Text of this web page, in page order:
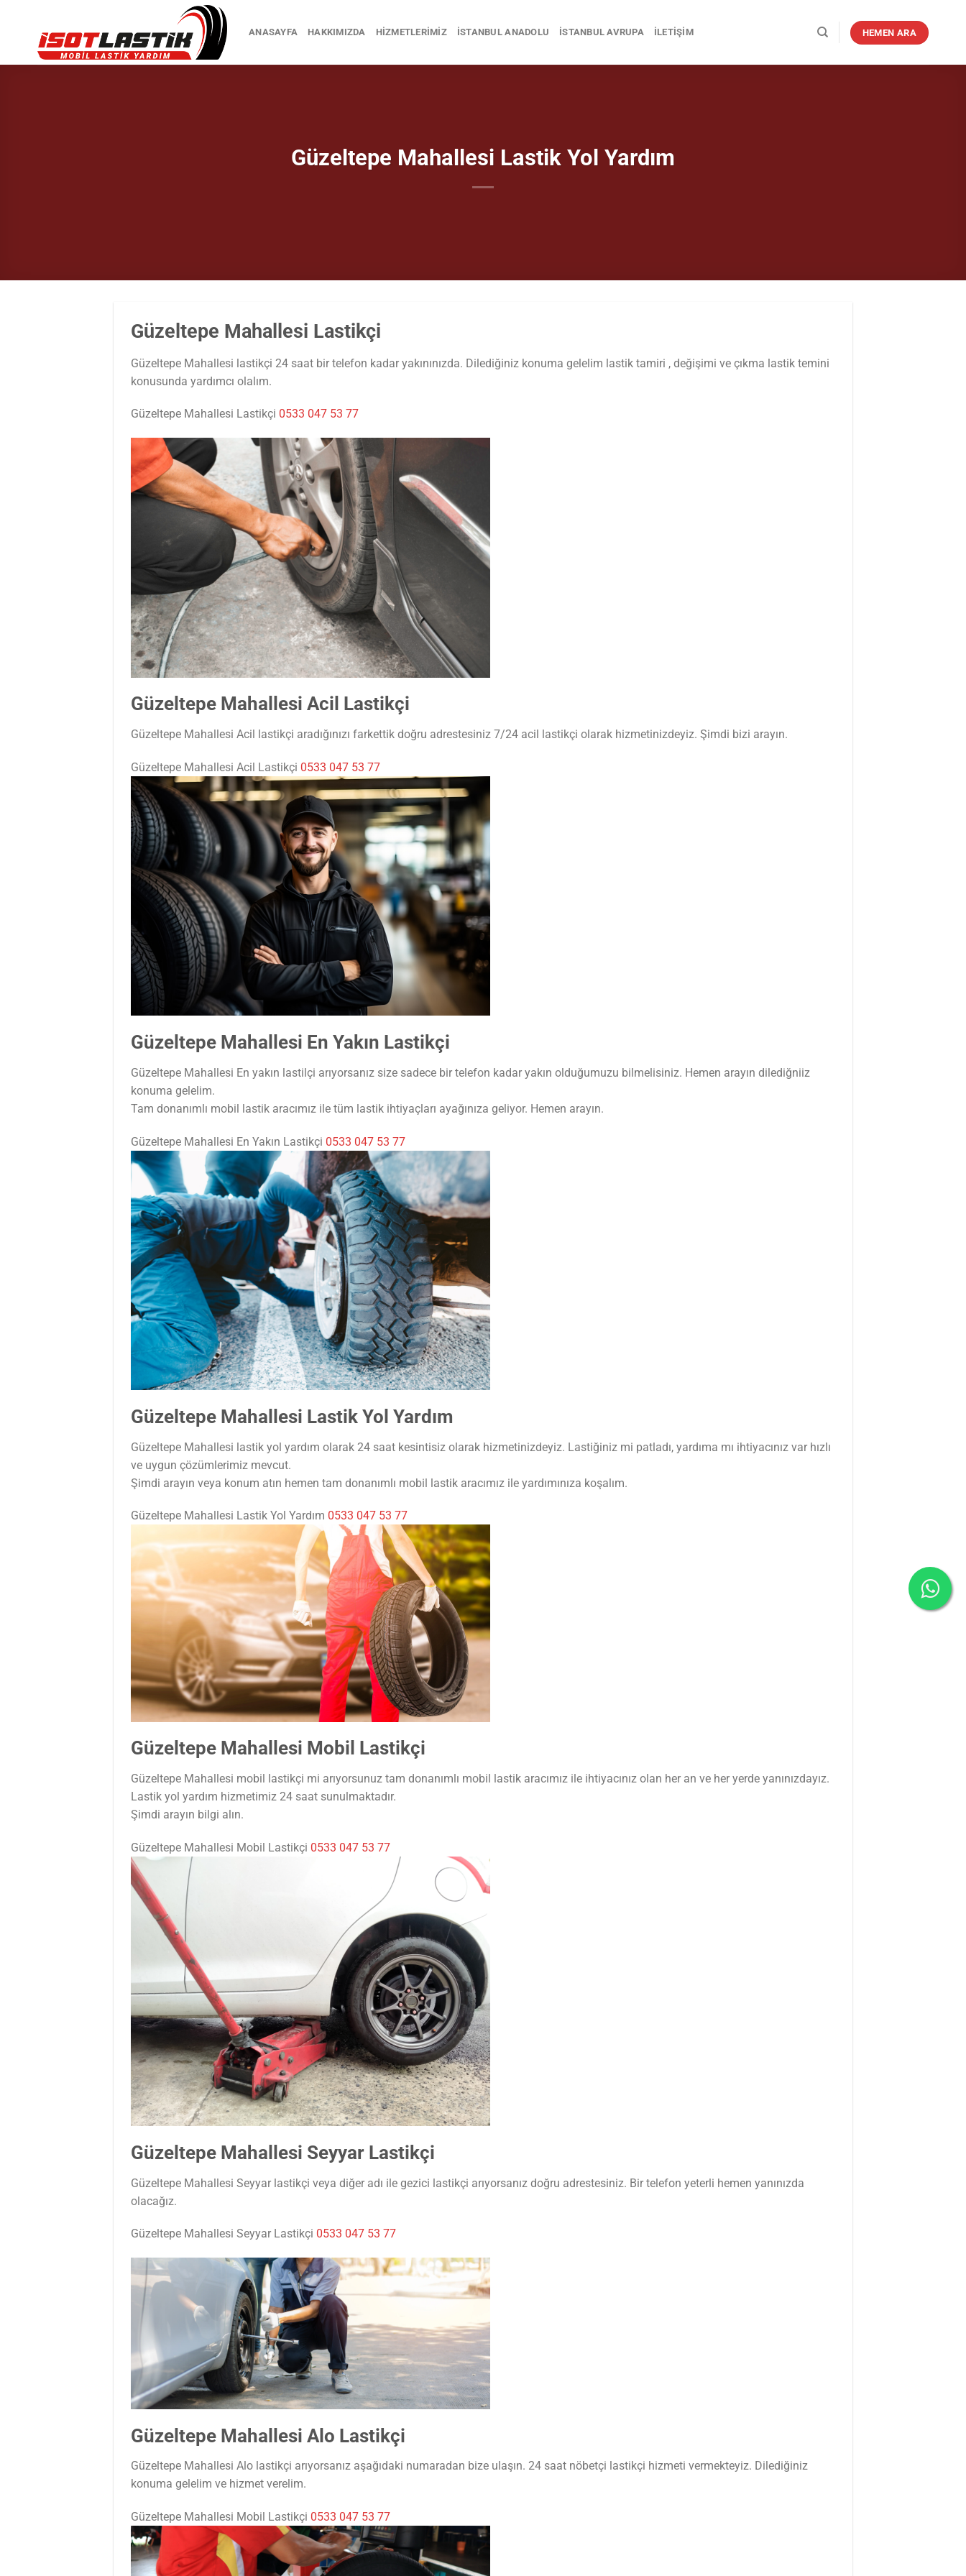
ANASAYFA HAKKIMIZDA HIZMETLERIMIZ İSTANBUL ANADOLU İSTANBUL AVRUPA İLETIŞIM HEMEN ARA
Güzeltepe Mahallesi Lastik Yol Yardım
Güzeltepe Mahallesi Lastikçi
Güzeltepe Mahallesi lastikçi 24 saat bir telefon kadar yakınınızda. Dilediğiniz konuma gelelim lastik tamiri , değişimi ve çıkma lastik temini
konusunda yardımcı olalım.
Güzeltepe Mahallesi Lastikçi 0533 047 53 77
Güzeltepe Mahallesi Acil Lastikçi
Güzeltepe Mahallesi Acil lastikçi aradığınızı farkettik doğru adrestesiniz 7/24 acil lastikçi olarak hizmetinizdeyiz. Şimdi bizi arayın.
Güzeltepe Mahallesi Acil Lastikçi 0533 047 53 77
Güzeltepe Mahallesi En Yakın Lastikçi
Güzeltepe Mahallesi En yakın lastilçi arıyorsanız size sadece bir telefon kadar yakın olduğumuzu bilmelisiniz. Hemen arayın dilediğniiz
konuma gelelim.
Tam donanımlı mobil lastik aracımız ile tüm lastik ihtiyaçları ayağınıza geliyor. Hemen arayın.
Güzeltepe Mahallesi En Yakın Lastikçi 0533 047 53 77
Güzeltepe Mahallesi Lastik Yol Yardım
Güzeltepe Mahallesi lastik yol yardım olarak 24 saat kesintisiz olarak hizmetinizdeyiz. Lastiğiniz mi patladı, yardıma mı ihtiyacınız var hızlı
ve uygun çözümlerimiz mevcut.
Şimdi arayın veya konum atın hemen tam donanımlı mobil lastik aracımız ile yardımınıza koşalım.
Güzeltepe Mahallesi Lastik Yol Yardım 0533 047 53 77
Güzeltepe Mahallesi Mobil Lastikçi
Güzeltepe Mahallesi mobil lastikçi mi arıyorsunuz tam donanımlı mobil lastik aracımız ile ihtiyacınız olan her an ve her yerde yanınızdayız.
Lastik yol yardım hizmetimiz 24 saat sunulmaktadır.
Şimdi arayın bilgi alın.
Güzeltepe Mahallesi Mobil Lastikçi 0533 047 53 77
Güzeltepe Mahallesi Seyyar Lastikçi
Güzeltepe Mahallesi Seyyar lastikçi veya diğer adı ile gezici lastikçi arıyorsanız doğru adrestesiniz. Bir telefon yeterli hemen yanınızda
olacağız.
Güzeltepe Mahallesi Seyyar Lastikçi 0533 047 53 77
Güzeltepe Mahallesi Alo Lastikçi
Güzeltepe Mahallesi Alo lastikçi arıyorsanız aşağıdaki numaradan bize ulaşın. 24 saat nöbetçi lastikçi hizmeti vermekteyiz. Dilediğiniz
konuma gelelim ve hizmet verelim.
Güzeltepe Mahallesi Mobil Lastikçi 0533 047 53 77